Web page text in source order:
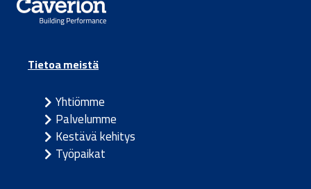
Tietoa meistä
Yhtiömme
Palvelumme
Kestävä kehitys
Työpaikat